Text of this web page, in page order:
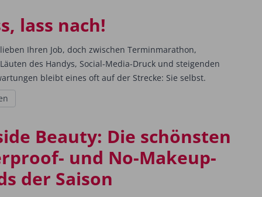
lass nach!
Ihren Job, doch zwischen Terminmarathon,
des Handys, Social-Media-Druck und steigenden
bleibt eines oft auf der Strecke: Sie selbst.
Beauty: Die schönsten
und No-Makeup-
der Saison